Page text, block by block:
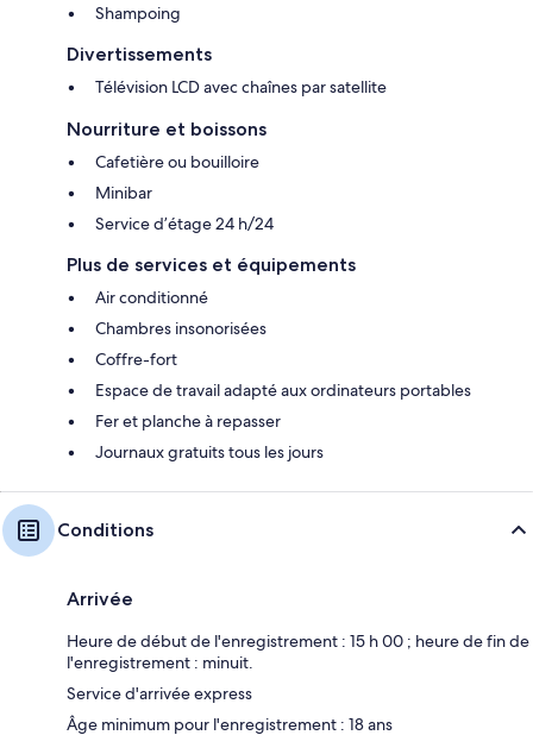
Shampoing
Divertissements
Télévision LCD avec chaînes par satellite
Nourriture et boissons
Cafetière ou bouilloire
Minibar
Service d’étage 24 h/24
Plus de services et équipements
Air conditionné
Chambres insonorisées
Coffre-fort
Espace de travail adapté aux ordinateurs portables
Fer et planche à repasser
Journaux gratuits tous les jours
Conditions
Arrivée
Heure de début de l'enregistrement : 15 h 00 ; heure de fin de
l'enregistrement : minuit.
Service d'arrivée express
Âge minimum pour l'enregistrement : 18 ans